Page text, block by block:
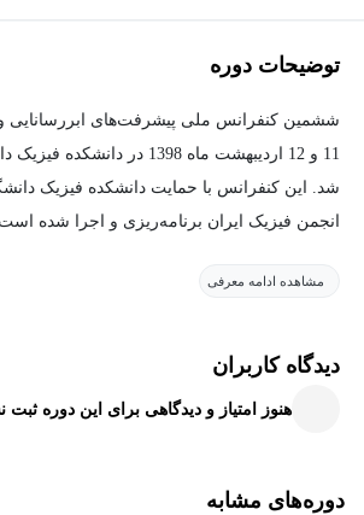
توضیحات دوره
ششمین کنفرانس ملی پیشرفت‌های ابررسانایی
11 و 12 اردیبهشت ماه 1398 در
شد. این کنفرانس با حمایت دانشکده فیزیک
انجمن فیزیک ایران برنامه‌ریزی و اجرا شده
برگزار گردید. ششمین کنفرانس ملی پیشرفت‌های
تحقیقاتی در موضوعات زیر برگزار شد:
موضوعات کنفرانس:
مشاهده ادامه معرفی
دیدگاه کاربران
هنوز امتیاز و دیدگاهی برای این دوره
دوره‌های مشابه